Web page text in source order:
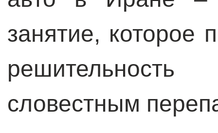
занятие, которое
словестным